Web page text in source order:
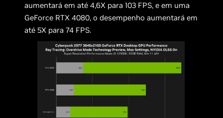
aumentará em até 4,6X para 103 FPS, e em uma
GeForce RTX 4080, o desempenho aumentará em
até 5X para 74 FPS.